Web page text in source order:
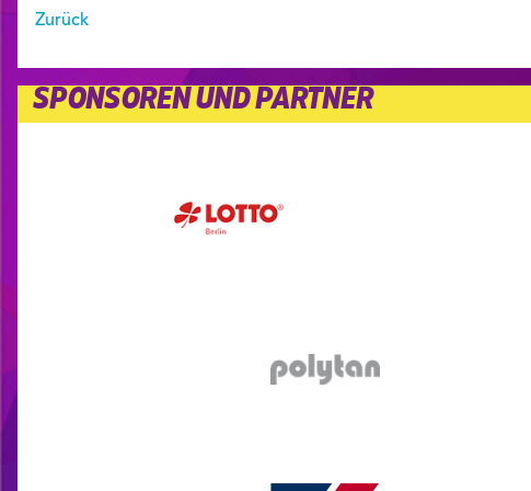
Zurück
SPONSOREN UND PARTNER